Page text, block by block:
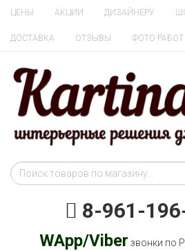
ЦЕНЫ АКЦИИ ДИЗАЙНЕРУ
ДОСТАВКА ОТЗЫВЫ ФОТО РАБОТ
8-961-
WApp/Viber звонки по